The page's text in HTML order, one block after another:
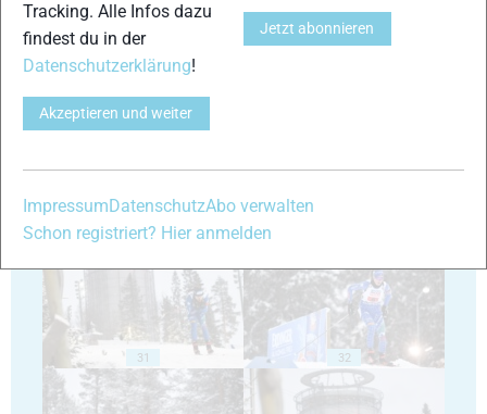
27 28
29
31 32
Tracking. Alle Infos dazu
findest du in der
Datenschutzerklärung!
Akzeptieren und weiter
Jetzt abonnieren
ImpressumDatenschutzAbo verwalten
Schon registriert? Hier anmelden